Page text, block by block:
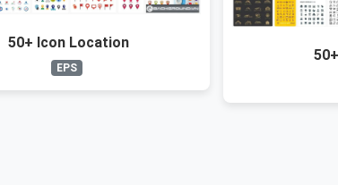
50+ Icon Location
EPS